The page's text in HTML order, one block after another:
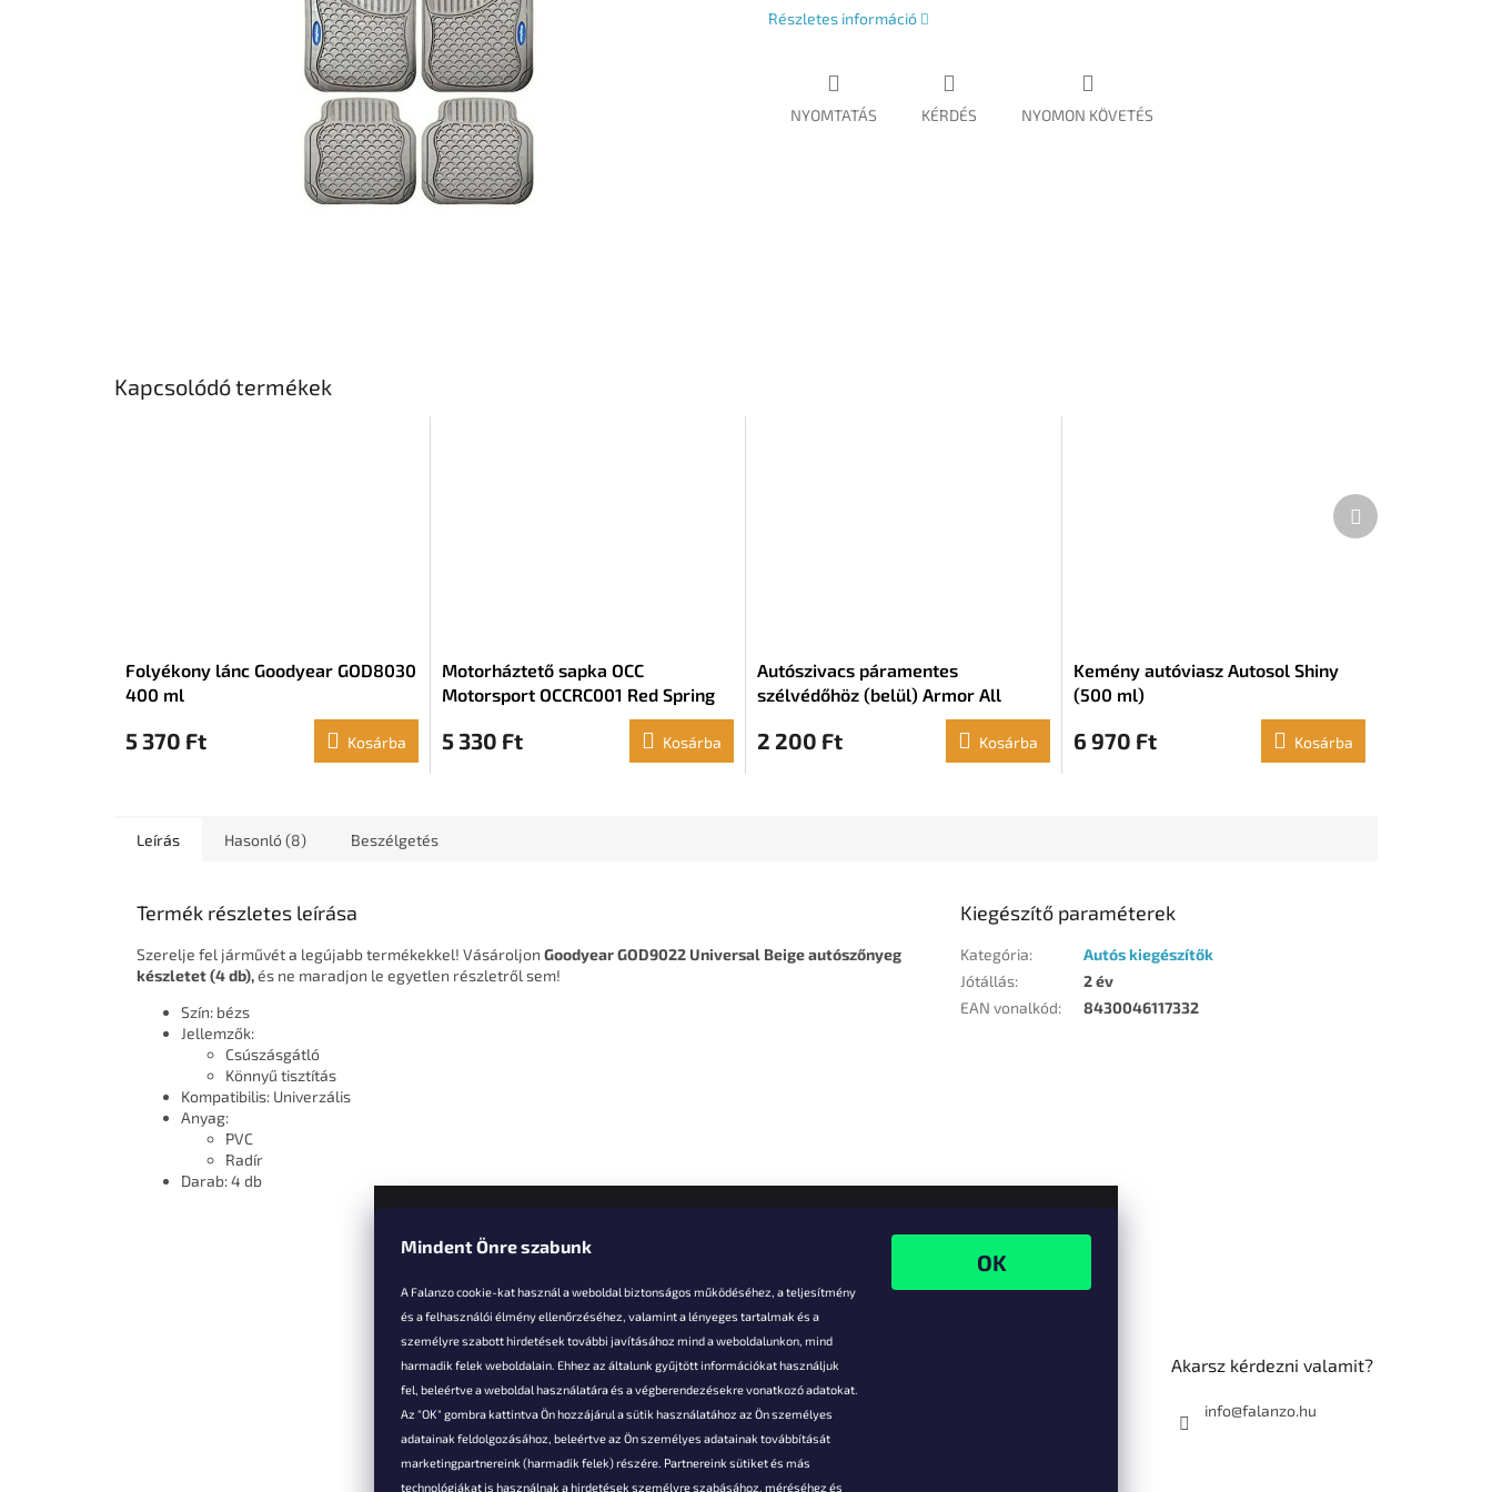
Mindent Önre szabunk
A Falanzo cookie-kat használ a weboldal biztonságos működéséhez, a teljesítmény
és a felhasználói élmény ellenőrzéséhez, valamint a lényeges tartalmak és a
személyre szabott hirdetések további javításához mind a weboldalunkon, mind
harmadik felek weboldalain. Ehhez az általunk gyűjtött információkat használjuk
fel, beleértve a weboldal használatára és a végberendezésekre vonatkozó adatokat.
Az "OK" gombra kattintva Ön hozzájárul a sütik használatához az Ön személyes
adatainak feldolgozásához, beleértve az Ön személyes adatainak továbbítását
marketingpartnereink (harmadik felek) részére. Partnereink sütiket és más
technológiákat is használnak a hirdetések személyre szabásához, méréséhez és
Részletes információ
NYOMTATÁS KÉRDÉS NYOMON KÖVETÉS
Kapcsolódó termékek
Folyékony lánc Goodyear GOD8030
400 ml
5 370 Ft Kosárba
Motorháztető sapka OCC
Motorsport OCCRC001 Red Spring
5 330 Ft Kosárba
Autószivacs páramentes
szélvédőhöz (belül) Armor All
E303628200 Mikroszálas
2 200 Ft Kosárba
Kemény autóviasz Autosol Shiny
(500 ml)
6 970 Ft Kosárba
Következő
termék
Leírás Hasonló (8) Beszélgetés
Termék részletes leírása
Szerelje fel járművét a legújabb termékekkel! Vásároljon Goodyear GOD9022 Universal Beige autószőnyeg
készletet (4 db),és ne maradjon le egyetlen részletről sem!
Szín: bézs
Jellemzők:
Csúszásgátló
Könnyű tisztítás
Kompatibilis: Univerzális
Anyag:
PVC
Radír
Darab: 4 db
Kiegészítő paraméterek
Kategória:
Autós kiegészítők
Jótállás:
2 év
EAN vonalkód: 8430046117332
Vevőknek
Hűségkedvezmények
Szállítás és fizetés
Panaszok és áruk
Akarsz kérdezni valamit?
info@falanzo.hu